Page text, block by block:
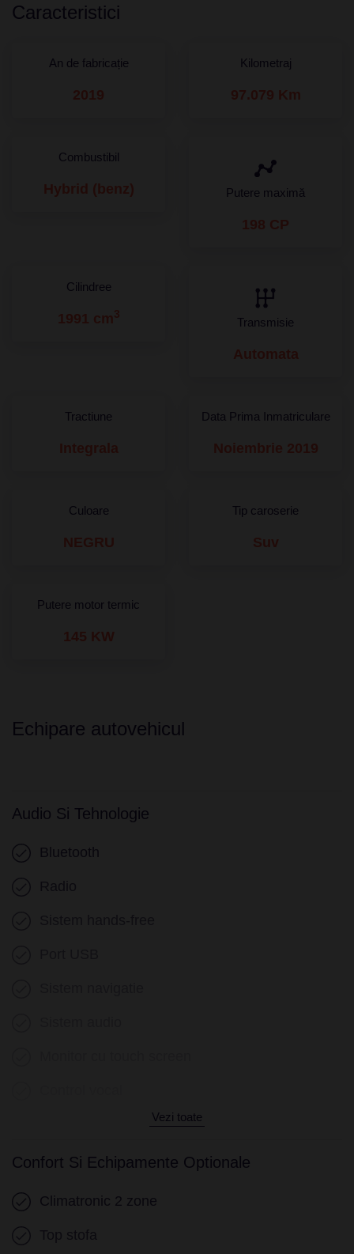
Caracteristici
An de fabricație
2019
Kilometraj
97.079 Km
Combustibil
Hybrid (benz) Putere maximă
198 CP
Cilindree
1991 cm 3
Transmisie
Automata
Tractiune
Integrala
Data Prima Inmatriculare
Noiembrie 2019
Culoare
NEGRU
Tip caroserie
Suv
Putere motor termic
145 KW
Echipare autovehicul
Audio Si Tehnologie
Bluetooth
Vezi toate
Confort Si Echipamente Optionale
Climatronic 2 zone